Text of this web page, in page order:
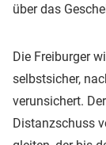
über das
Die Freiburger
selbstsicher,
verunsichert.
Distanzschuss